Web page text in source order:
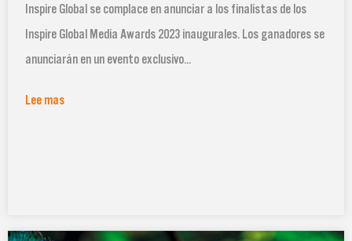
Inspire Global se complace en anunciar a los finalistas de los
Inspire Global Media Awards 2023 inaugurales. Los ganadores se
anunciarán en un evento exclusivo...
Lee mas